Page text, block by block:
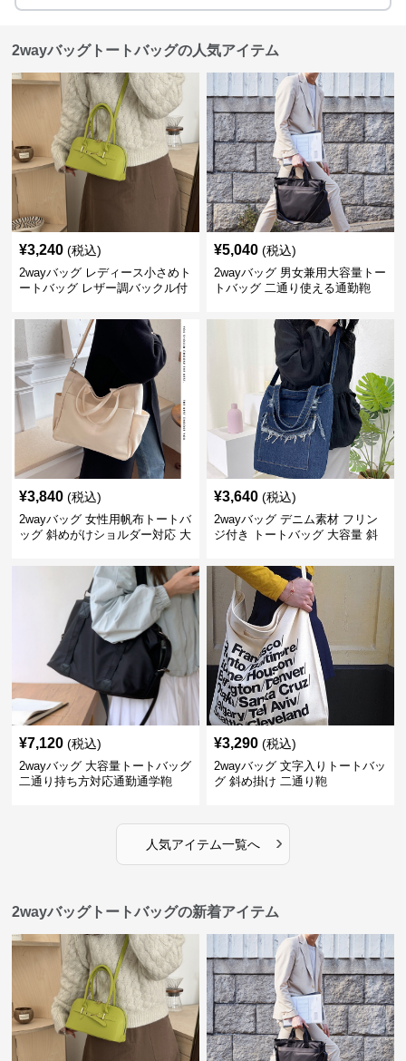
2wayバッグトートバッグの人気アイテム
¥3,240 (税込)
2wayバッグ レディース小さめト
ートバッグ レザー調バックル付
¥5,040 (税込)
2wayバッグ 男女兼用大容量トー
トバッグ 二通り使える通勤鞄
¥3,840 (税込)
2wayバッグ 女性用帆布トートバ
ッグ 斜めがけショルダー対応 大
¥3,640 (税込)
2wayバッグ デニム素材 フリン
ジ付き トートバッグ 大容量 斜
¥7,120 (税込)
2wayバッグ 大容量トートバッグ
二通り持ち方対応通勤通学鞄
¥3,290 (税込)
2wayバッグ 文字入りトートバッ
グ 斜め掛け 二通り鞄
人気アイテム一覧へ ›
2wayバッグトートバッグの新着アイテム